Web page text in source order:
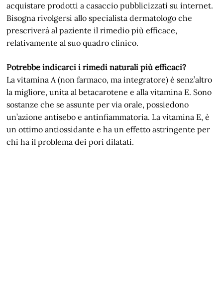
acquistare prodotti a casaccio pubblicizzati su internet.
Bisogna rivolgersi allo specialista dermatologo che
prescriverà al paziente il rimedio più efficace,
relativamente al suo quadro clinico.
Potrebbe indicarci i rimedi naturali più efficaci?
La vitamina A (non farmaco, ma integratore) è senz’altro
la migliore, unita al betacarotene e alla vitamina E. Sono
sostanze che se assunte per via orale, possiedono
un’azione antisebo e antinfiammatoria. La vitamina E, è
un ottimo antiossidante e ha un effetto astringente per
chi ha il problema dei pori dilatati.